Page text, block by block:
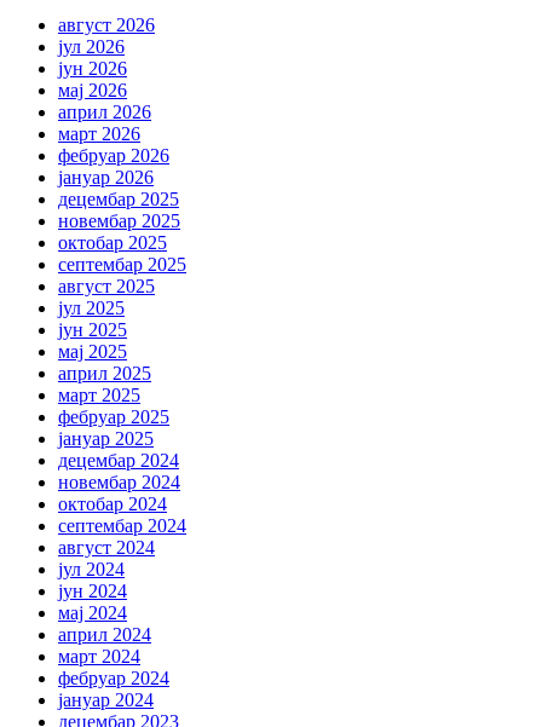
август 2026
јул 2026
јун 2026
мај 2026
април 2026
март 2026
фебруар 2026
јануар 2026
децембар 2025
новембар 2025
октобар 2025
септембар 2025
август 2025
јул 2025
јун 2025
мај 2025
април 2025
март 2025
фебруар 2025
јануар 2025
децембар 2024
новембар 2024
октобар 2024
септембар 2024
август 2024
јул 2024
јун 2024
мај 2024
април 2024
март 2024
фебруар 2024
јануар 2024
децембар 2023